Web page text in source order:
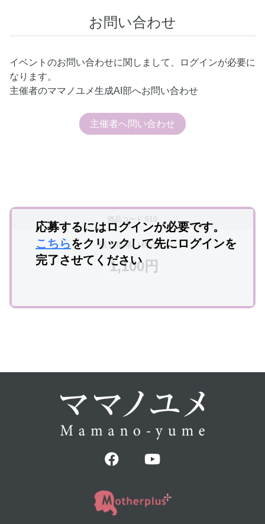
お問い合わせ
イベントのお問い合わせに関しまして、ログインが必要に
なります。
主催者のママノユメ生成AI部へお問い合わせ
主催者へ問い合わせ
商品コード:910
販売価格（税込）
1,100円
応募するにはログインが必要です。
こちらをクリックして先にログインを
完了させてください